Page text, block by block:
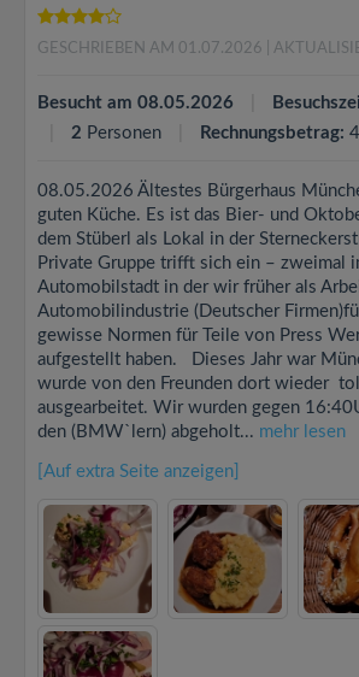
GESCHRIEBEN AM 01.07.2026 |
Besucht am 08.05.2026
2 Personen Rechnungsbetrag:
08.05.2026 Ältestes Bürgerhaus
guten Küche. Es ist das Bier- und
dem Stüberl als Lokal in der
Private Gruppe trifft sich ein – zweimal
Automobilstadt in der wir früher als
Automobilindustrie (Deutscher
gewisse Normen für Teile von Press
aufgestellt haben. Dieses Jahr war
wurde von den Freunden dort wieder
ausgearbeitet. Wir wurden gegen
den (BMW`lern) abgeholt... mehr lesen
[Auf extra Seite anzeigen]